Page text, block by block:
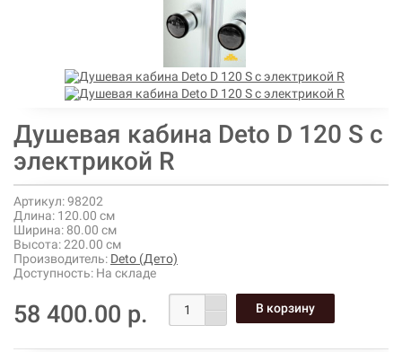
Душевая кабина Deto D 120 S с
электрикой R
Артикул:98202
Длина: 120.00 см
Ширина: 80.00 см
Высота:220.00 см
Производитель: Deto (Дето)
Доступность: На складе
58 400.00 р.